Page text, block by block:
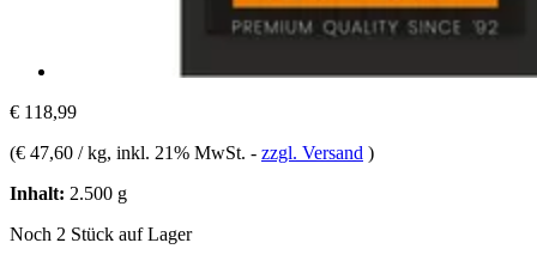
€ 118,99
(€ 47,60 / kg, inkl. 21% MwSt. - zzgl. Versand )
Inhalt: 2.500 g
Noch 2 Stück auf Lager